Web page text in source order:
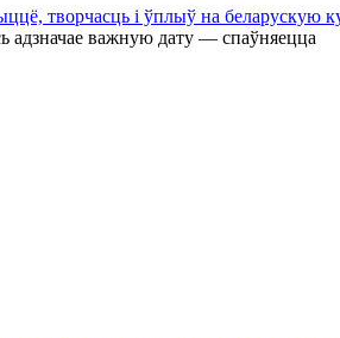
творчасць і ўплыў на беларускую
адзначае важную дату — спаўняецца